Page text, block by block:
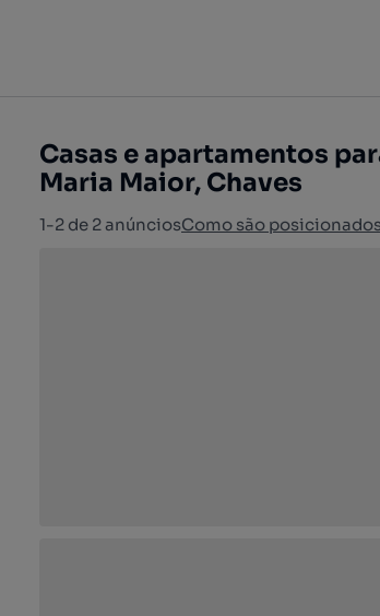
Casas e apartamentos
Maria Maior, Chaves
1-2 de 2 anúnciosComo são